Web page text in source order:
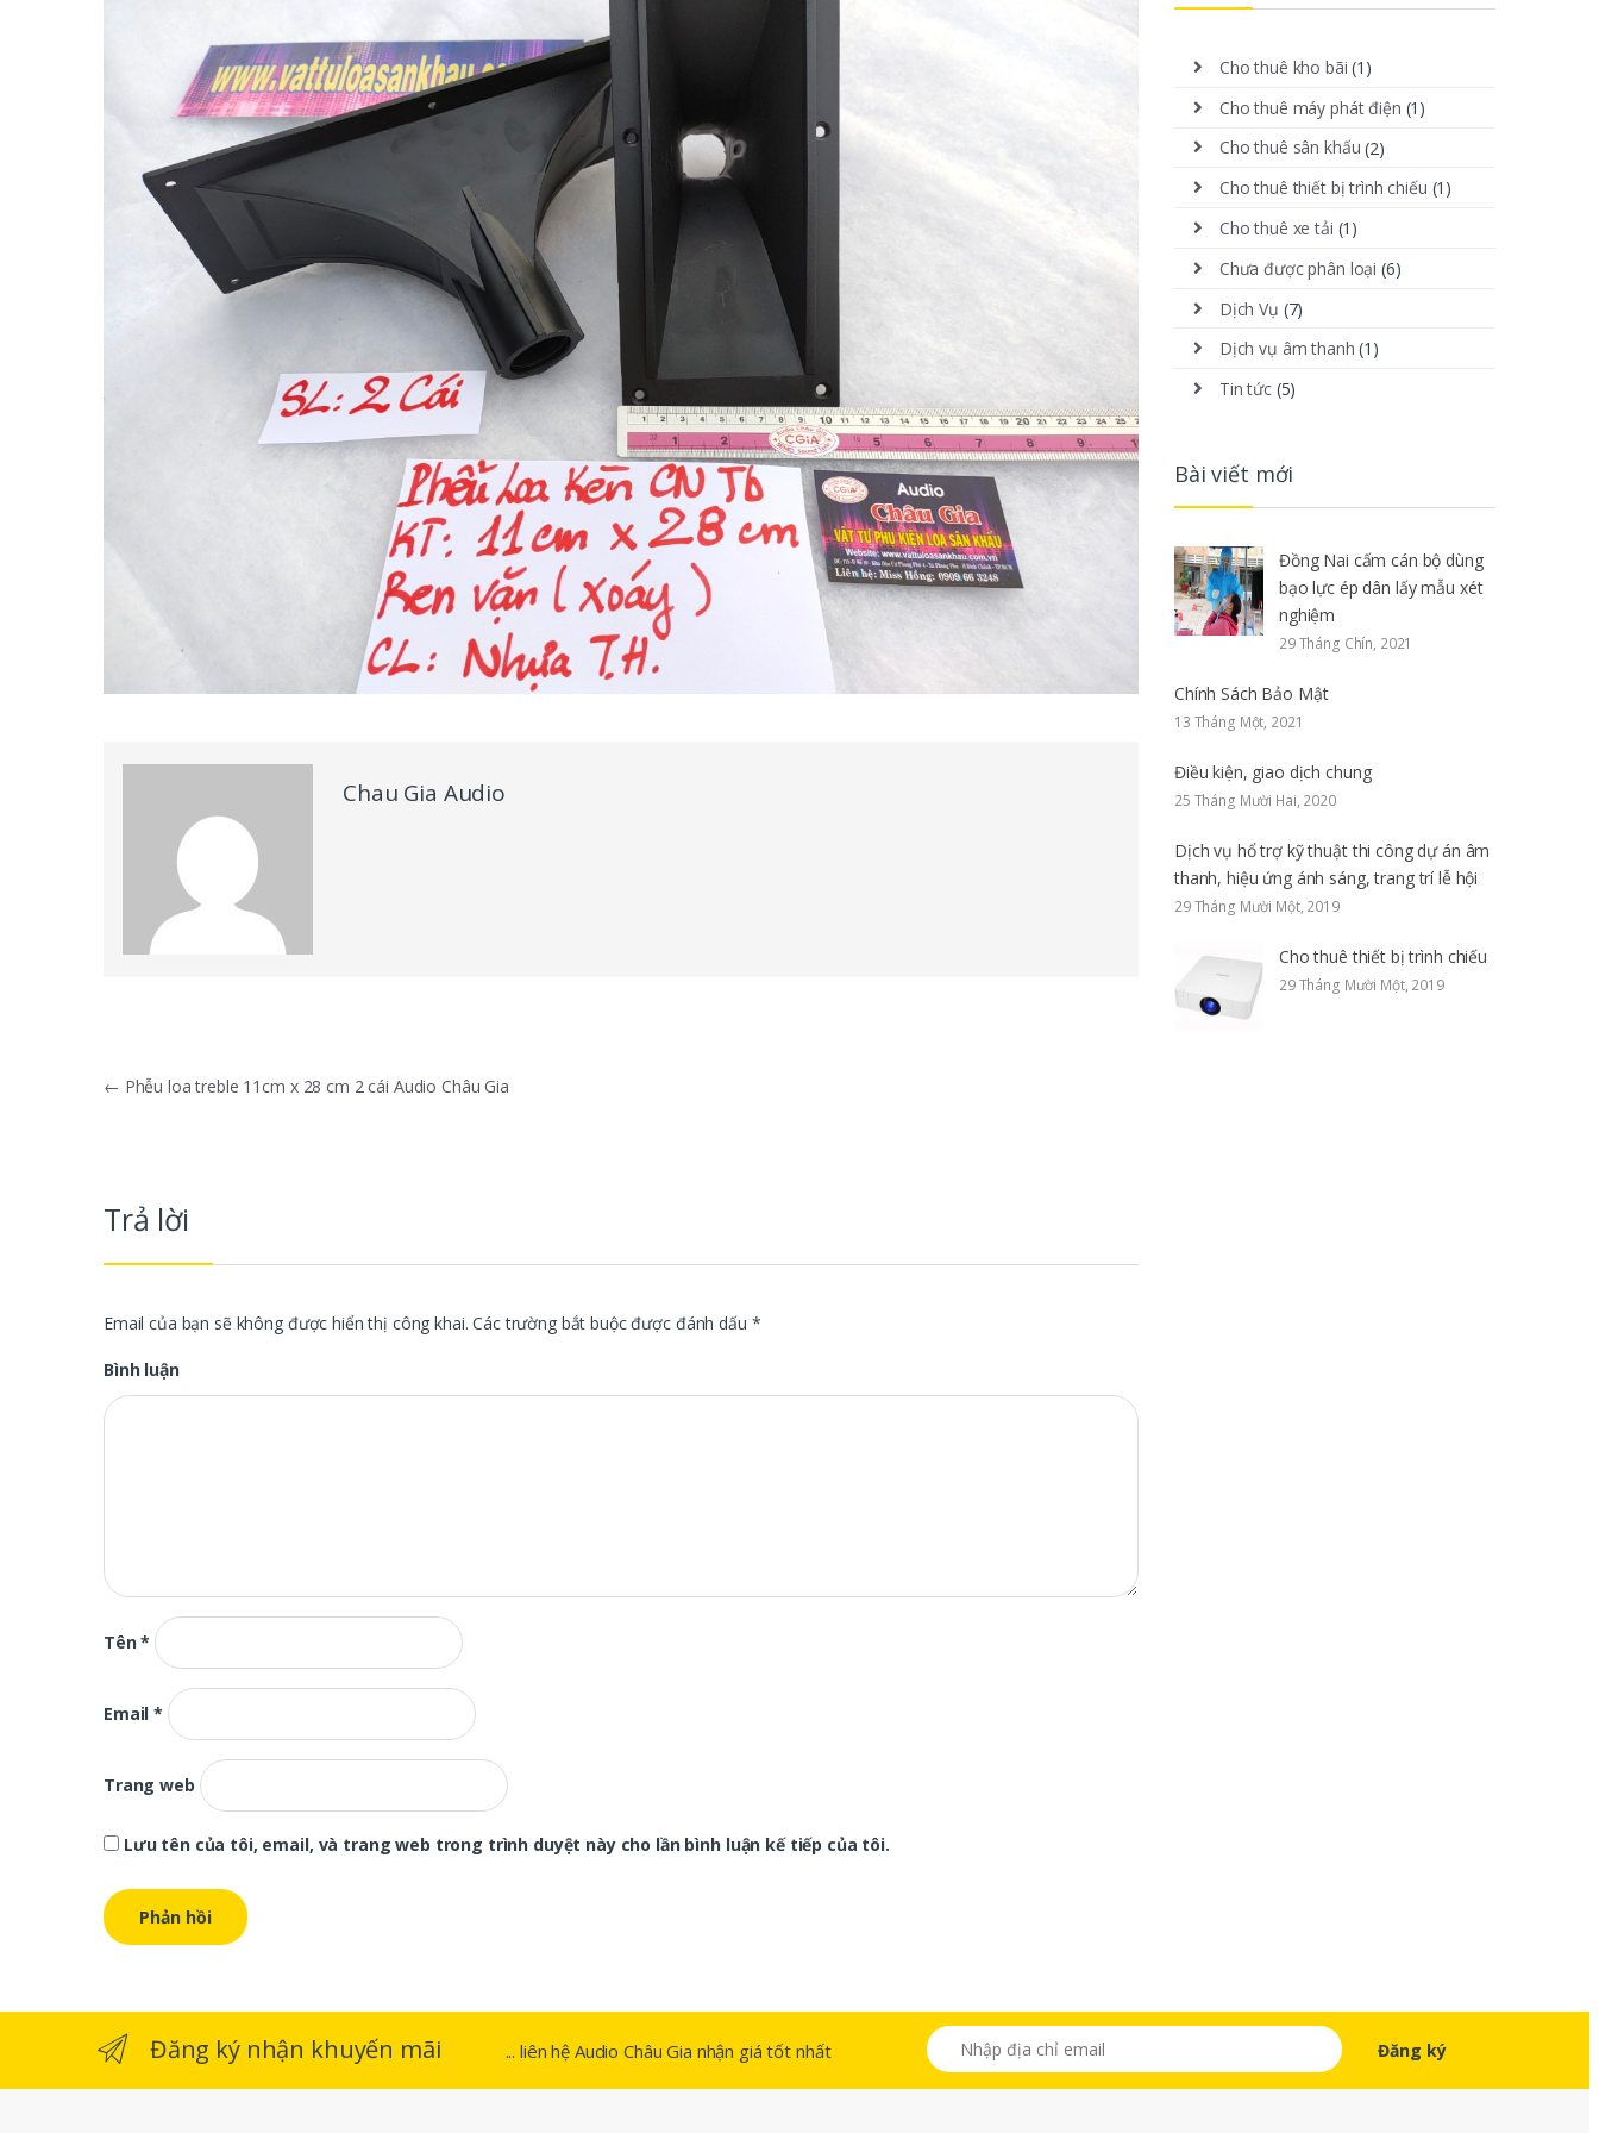
Chau Gia Audio
Điều hướng bài viết
← Phễu loa treble 11cm x 28 cm 2 cái Audio Châu Gia
Trả lời
Email của bạn sẽ không được hiển thị công khai. Các trường bắt buộc được đánh dấu *
Bình luận
Tên*
Email*
Trang web
Lưu tên của tôi, email, và trang web trong trình duyệt này cho lần bình luận kế tiếp của tôi.
Cho thuê kho bãi (1)
Cho thuê máy phát điện (1)
Cho thuê sân khấu (2)
Cho thuê thiết bị trình chiếu (1)
Cho thuê xe tải (1)
Chưa được phân loại (6)
Dịch Vụ (7)
Dịch vụ âm thanh (1)
Tin tức(5)
Bài viết mới
Đồng Nai cấm cán bộ dùng
bạo lực ép dân lấy mẫu xét
nghiệm
29 Tháng Chín, 2021
Chính Sách Bảo Mật
13 Tháng Một, 2021
Điều kiện, giao dịch chung
25 Tháng Mười Hai, 2020
Dịch vụ hổ trợ kỹ thuật thi công dự án âm
thanh, hiệu ứng ánh sáng, trang trí lễ hội
29 Tháng Mười Một, 2019
Cho thuê thiết bị trình chiếu
29 Tháng Mười Một, 2019
Đăng ký nhận khuyến mãi ... liên hệ Audio Châu Gia nhận giá tốt nhất